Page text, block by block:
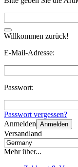
Willkommen zurück!
E-Mail-Adresse:
Passwort:
Passwort vergessen?
Anmelden Anmelden
Versandland
Mehr über...